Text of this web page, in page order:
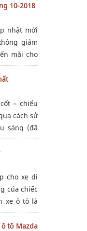
10-2018
nhật mới
giảm
mãi cho
xem ngay
– chiếu
cách sử
sáng (đã
nay phụ
cho xe di
của chiếc
xe ô tô là
ơ đó chính
tô Mazda